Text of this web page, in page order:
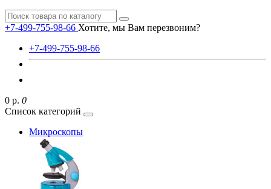
+7-499-755-98-66 Хотите, мы Вам перезвоним?
+7-499-755-98-66
0 р. 0
Список категорий
Микроскопы